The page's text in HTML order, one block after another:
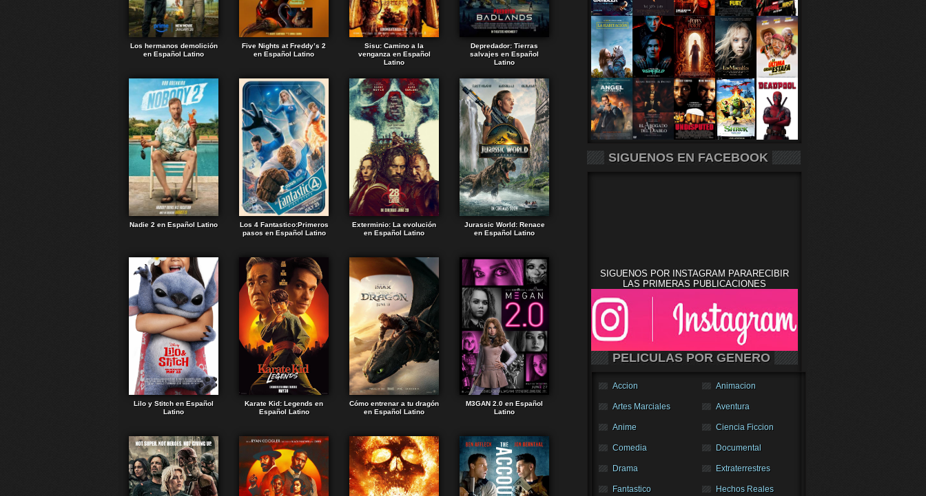
Los hermanos demolición
en Español Latino
Five Nights at Freddy’s 2
en Español Latino
Sisu: Camino a la
venganza en Español
Latino
Depredador: Tierras
salvajes en Español
Latino
Nadie 2 en Español Latino
Los 4 Fantastico:Primeros
pasos en Español Latino
Exterminio: La evolución
en Español Latino
Jurassic World: Renace
en Español Latino
Lilo y Stitch en Español
Latino
Karate Kid: Legends en
Español Latino
Cómo entrenar a tu dragón
en Español Latino
M3GAN 2.0 en Español
Latino
SIGUENOS EN FACEBOOK
SIGUENOS POR INSTAGRAM PARARECIBIR
LAS PRIMERAS PUBLICACIONES
PELICULAS POR GENERO
Accion Animacion
Artes Marciales Aventura
Anime Ciencia Ficcion
Comedia Documental
Drama Extraterrestres
Fantastico Hechos Reales